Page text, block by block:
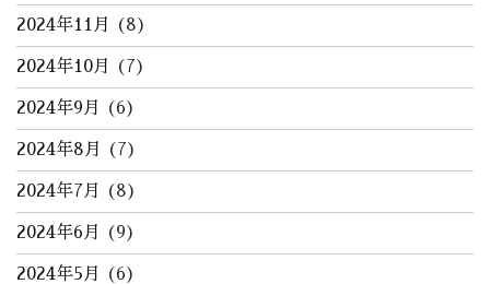
2024年11月 (8)
2024年10月 (7)
2024年9月 (6)
2024年8月 (7)
2024年7月 (8)
2024年6月 (9)
2024年5月 (6)